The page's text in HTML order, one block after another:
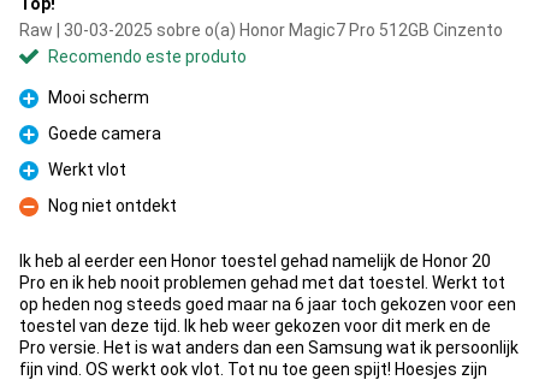
Raw | 30-03-2025 sobre o(a) Honor Magic7 Pro 512GB Cinzento
Recomendo este produto
Prós
Mooi scherm
Prós
Goede camera
Prós
Werkt vlot
Contras
Nog niet ontdekt
Ik heb al eerder een Honor toestel gehad namelijk de Honor 20
Pro en ik heb nooit problemen gehad met dat toestel. Werkt tot
op heden nog steeds goed maar na 6 jaar toch gekozen voor een
toestel van deze tijd. Ik heb weer gekozen voor dit merk en de
Pro versie. Het is wat anders dan een Samsung wat ik persoonlijk
fijn vind. OS werkt ook vlot. Tot nu toe geen spijt! Hoesjes zijn